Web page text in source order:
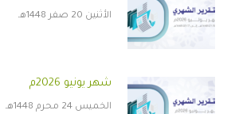
الأثنين 20 صفر 1448هـ
شهر يونيو 2026م
الخميس 24 محرم 1448هـ